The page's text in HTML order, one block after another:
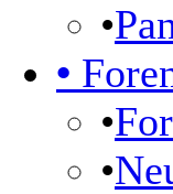
•
•
•
•